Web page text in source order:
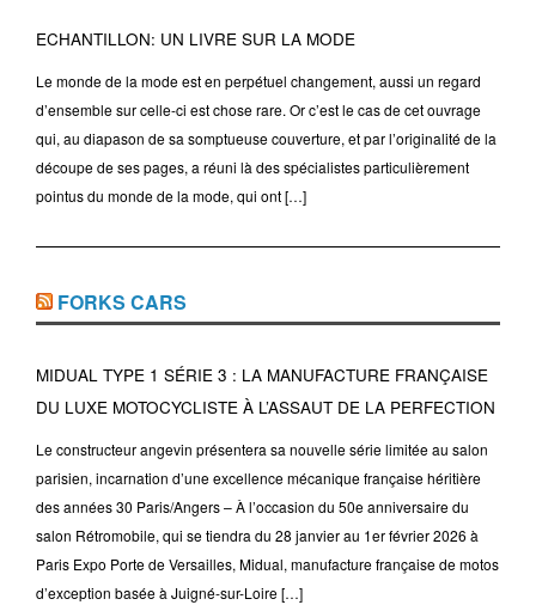
ECHANTILLON: UN LIVRE SUR LA MODE
Le monde de la mode est en perpétuel changement, aussi un regard
d’ensemble sur celle-ci est chose rare. Or c’est le cas de cet ouvrage
qui, au diapason de sa somptueuse couverture, et par l’originalité de la
découpe de ses pages, a réuni là des spécialistes particulièrement
pointus du monde de la mode, qui ont […]
FORKS CARS
MIDUAL TYPE 1 SÉRIE 3 : LA MANUFACTURE FRANÇAISE
DU LUXE MOTOCYCLISTE À L’ASSAUT DE LA PERFECTION
Le constructeur angevin présentera sa nouvelle série limitée au salon
parisien, incarnation d’une excellence mécanique française héritière
des années 30 Paris/Angers – À l’occasion du 50e anniversaire du
salon Rétromobile, qui se tiendra du 28 janvier au 1er février 2026 à
Paris Expo Porte de Versailles, Midual, manufacture française de motos
d’exception basée à Juigné-sur-Loire […]